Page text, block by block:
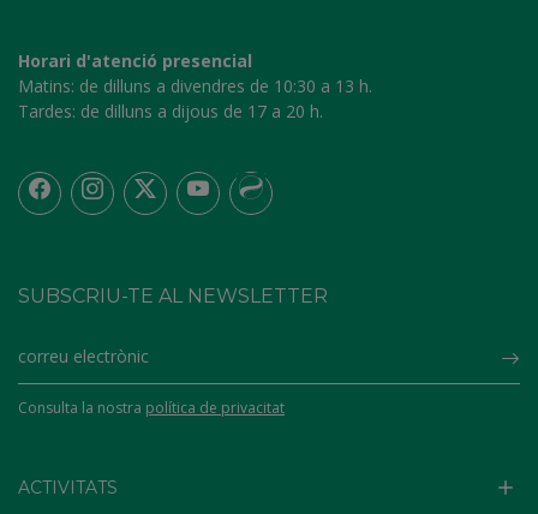
SUBSCRIU-TE AL NEWSLETTER
Consulta la nostra política de privacitat
Horari d'atenció presencial
Matins: de dilluns a divendres de 10:30 a 13 h.
Tardes: de dilluns a dijous de 17 a 20 h.
ACTIVITATS